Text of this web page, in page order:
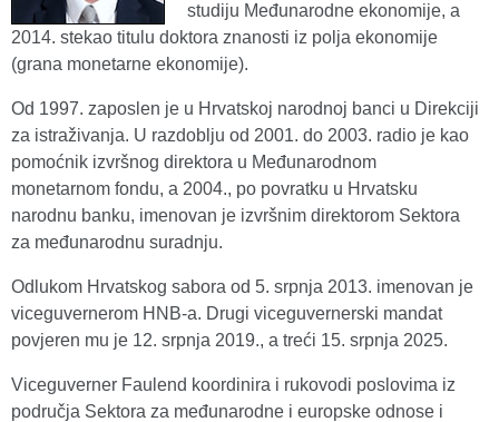
studiju Međunarodne ekonomije, a
2014. stekao titulu doktora znanosti iz polja ekonomije
(grana monetarne ekonomije).
Od 1997. zaposlen je u Hrvatskoj narodnoj banci u Direkciji
za istraživanja. U razdoblju od 2001. do 2003. radio je kao
pomoćnik izvršnog direktora u Međunarodnom
monetarnom fondu, a 2004., po povratku u Hrvatsku
narodnu banku, imenovan je izvršnim direktorom Sektora
za međunarodnu suradnju.
Odlukom Hrvatskog sabora od 5. srpnja 2013. imenovan je
viceguvernerom HNB-a. Drugi viceguvernerski mandat
povjeren mu je 12. srpnja 2019., a treći 15. srpnja 2025.
Viceguverner Faulend koordinira i rukovodi poslovima iz
područja Sektora za međunarodne i europske odnose i